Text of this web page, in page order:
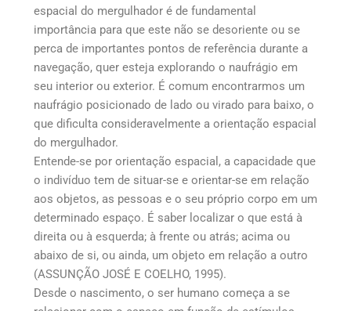
espacial do mergulhador é de fundamental
importância para que este não se desoriente ou se
perca de importantes pontos de referência durante a
navegação, quer esteja explorando o naufrágio em
seu interior ou exterior. É comum encontrarmos um
naufrágio posicionado de lado ou virado para baixo, o
que dificulta consideravelmente a orientação espacial
do mergulhador.
Entende-se por orientação espacial, a capacidade que
o indivíduo tem de situar-se e orientar-se em relação
aos objetos, as pessoas e o seu próprio corpo em um
determinado espaço. É saber localizar o que está à
direita ou à esquerda; à frente ou atrás; acima ou
abaixo de si, ou ainda, um objeto em relação a outro
(ASSUNÇÃO JOSÉ E COELHO, 1995).
Desde o nascimento, o ser humano começa a se